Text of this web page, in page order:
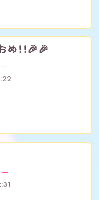
！！🎉🎉